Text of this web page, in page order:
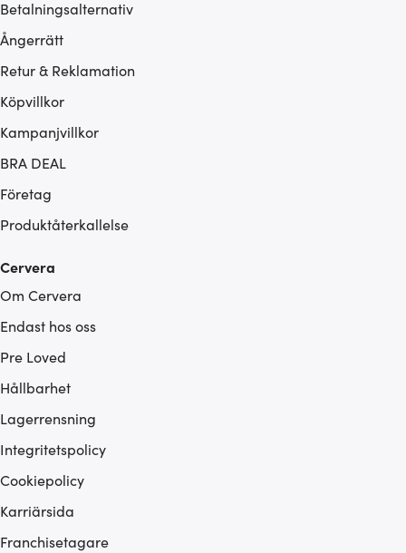
Betalningsalternativ
Ångerrätt
Retur & Reklamation
Köpvillkor
Kampanjvillkor
BRA DEAL
Företag
Produktåterkallelse
Cervera
Om Cervera
Endast hos oss
Pre Loved
Hållbarhet
Lagerrensning
Integritetspolicy
Cookiepolicy
Karriärsida
Franchisetagare